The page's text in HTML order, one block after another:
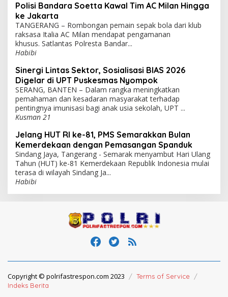
Polisi Bandara Soetta Kawal Tim AC Milan Hingga
ke Jakarta
TANGERANG – Rombongan pemain sepak bola dari klub
raksasa Italia AC Milan mendapat pengamanan
khusus. Satlantas Polresta Bandar...
Habibi
Sinergi Lintas Sektor, Sosialisasi BIAS 2026
Digelar di UPT Puskesmas Nyompok
SERANG, BANTEN – Dalam rangka meningkatkan
pemahaman dan kesadaran masyarakat terhadap
pentingnya imunisasi bagi anak usia sekolah, UPT ...
Kusman 21
Jelang HUT RI ke-81, PMS Semarakkan Bulan
Kemerdekaan dengan Pemasangan Spanduk
Sindang Jaya, Tangerang - Semarak menyambut Hari Ulang
Tahun (HUT) ke-81 Kemerdekaan Republik Indonesia mulai
terasa di wilayah Sindang Ja...
Habibi
Copyright © polrifastrespon.com 2023
Terms of Service
Indeks Berita